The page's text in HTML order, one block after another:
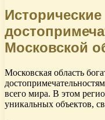
Исторические
Московской
Московская область
всего мира. В этом
уникальных объектов,